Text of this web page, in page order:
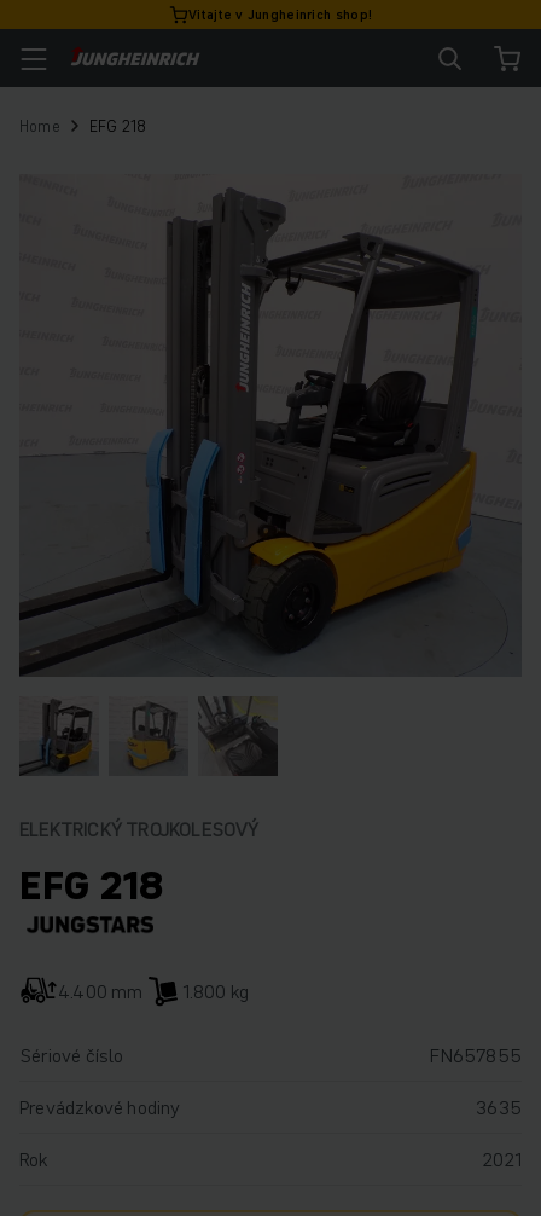
Vitajte v Jungheinrich shop!
Home EFG 218
ELEKTRICKÝ TROJKOLESOVÝ
EFG 218
4.400 mm 1.800 kg
Sériové číslo
FN657855
Prevádzkové hodiny
3635
Rok
2021